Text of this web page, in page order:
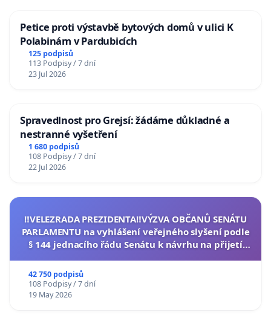
Petice proti výstavbě bytových domů v ulici K
Polabinám v Pardubicích
125 podpisů
113 Podpisy / 7 dní
23 Jul 2026
Spravedlnost pro Grejsí: žádáme důkladné a
nestranné vyšetření
1 680 podpisů
108 Podpisy / 7 dní
22 Jul 2026
‼️VELEZRADA PREZIDENTA‼️VÝZVA OBČANŮ SENÁTU
PARLAMENTU na vyhlášení veřejného slyšení podle
§ 144 jednacího řádu Senátu k návrhu na přijetí
42 750 podpisů
108 Podpisy / 7 dní
19 May 2026